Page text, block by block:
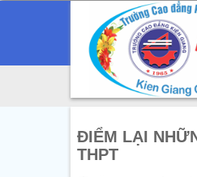
ĐIỂM LẠI
THPT